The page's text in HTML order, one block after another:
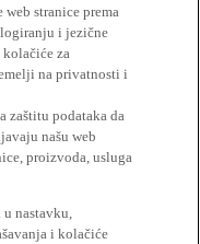
stranice prema
i jezične
za
na privatnosti i
zaštitu podataka da
našu web
proizvoda, usluga
nastavku,
i kolačiće